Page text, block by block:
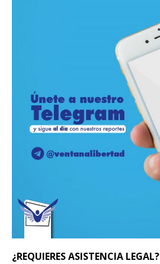
¿REQUIERES ASISTENCIA LEGAL?